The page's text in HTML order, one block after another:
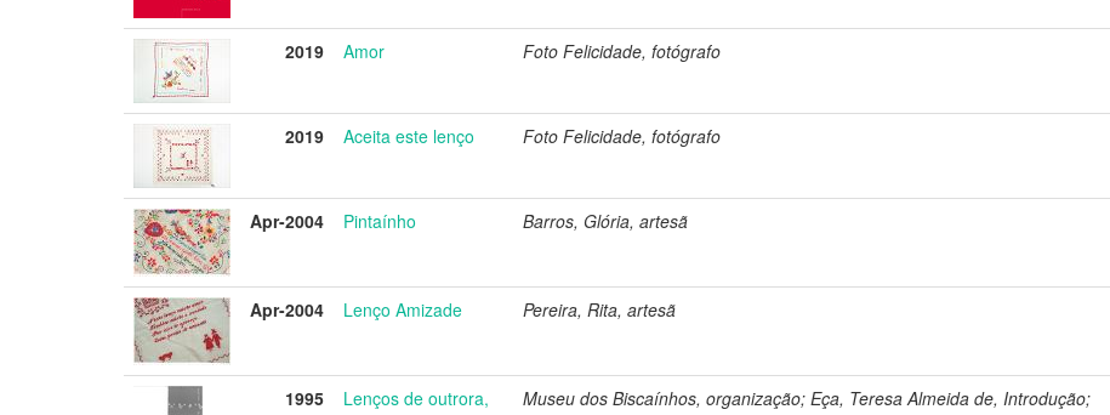
2019 Amor Foto Felicidade, fotógrafo
2019 Aceita este lenço Foto Felicidade, fotógrafo
Apr-2004 Pintaínho Barros, Glória, artesã
Apr-2004 Lenço Amizade Pereira, Rita, artesã
1995
Lenços de outrora,
Museu dos Biscaínhos, organização; Eça, Teresa Almeida de, Introdução;